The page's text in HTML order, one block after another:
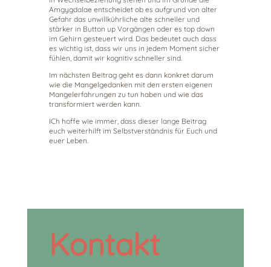
Amgygdalae entscheidet ob es aufgrund von alter
Gefahr das unwillkührliche alte schneller und
stärker in Button up Vorgängen oder es top down
im Gehirn gesteuert wird. Das bedeutet auch dass
es wichtig ist, dass wir uns in jedem Moment sicher
fühlen, damit wir kognitiv schneller sind.
Im nächsten Beitrag geht es dann konkret darum
wie die Mangelgedanken mit den ersten eigenen
Mangelerfahrungen zu tun haben und wie das
transformiert werden kann.
ICh hoffe wie immer, dass dieser lange Beitrag
euch weiterhilft im Selbstverständnis für Euch und
euer Leben.
Kontakt